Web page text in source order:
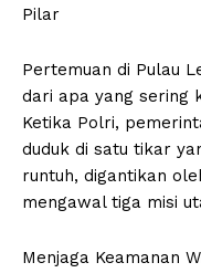
Pilar
Pertemuan di Pulau
dari apa yang sering
Ketika Polri,
duduk di satu tikar
runtuh, digantikan
mengawal tiga misi
Menjaga Keamanan